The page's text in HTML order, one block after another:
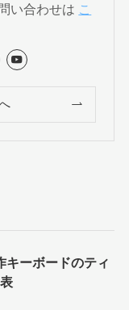
い合わせは こ
ーボードのティ